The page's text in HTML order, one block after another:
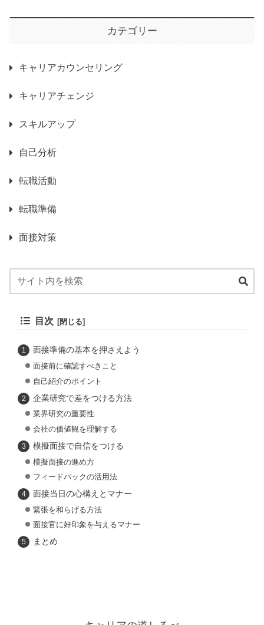
カテゴリー
キャリアカウンセリング
キャリアチェンジ
スキルアップ
自己分析
転職活動
転職準備
面接対策
目次
面接準備の基本を押さえよう
面接前に確認すべきこと
自己紹介のポイント
企業研究で差をつける方法
業界研究の重要性
会社の価値観を理解する
模擬面接で自信をつける
模擬面接の進め方
フィードバックの活用法
面接当日の心構えとマナー
緊張を和らげる方法
面接官に好印象を与えるマナー
まとめ